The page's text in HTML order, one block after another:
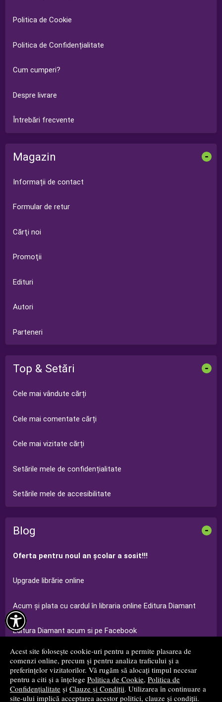

Acest site folosește cookie-uri pentru a permite plasarea de
comenzi online, precum și pentru analiza traficului și a
preferințelor vizitatorilor. Vă rugăm să alocați timpul necesar
pentru a citi și a înțelege Politica de Cookie, Politica de
Confidențialitate și Clauze și Condiții. Utilizarea în continuare a
site-ului implică acceptarea acestor politici, clauze și condiții.
Politica de Cookie
Politica de Confidențialitate
Cum cumperi?
Despre livrare
Întrebări frecvente
Magazin -
Informații de contact
Formular de retur
Cărţi noi
Promoţii
Edituri
Autori
Parteneri
Top & Setări -
Cele mai vândute cărți
Cele mai comentate cărți
Cele mai vizitate cărți
Setările mele de confidențialitate
Setările mele de accesibilitate
Blog -
Oferta pentru noul an şcolar a sosit!!!
Upgrade librărie online
Acum şi plata cu cardul în libraria online Editura Diamant
Editura Diamant acum si pe Facebook
Ofertă Grădiniţă Editura Diamant 2014-2015
...toate știrile